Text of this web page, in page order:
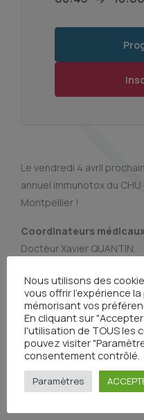
Le vendredi 4 avril
annuel immunotox du
Montpellier !
Coordinateurs
Docteur Xavier QUANTIN.
Nous utilisons des
vous offrir l'expérience
mémorisant vos
En cliquant sur
l'utilisation de TOUS les
pouvez visiter
consentement contrôlé.
Paramètres